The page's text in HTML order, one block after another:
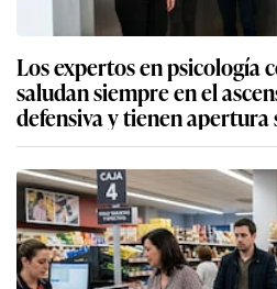
Los expertos en psicología
saludan siempre en el
defensiva y tienen apertura